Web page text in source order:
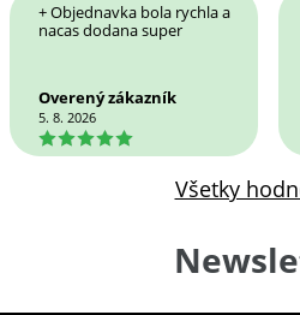
+ Objednavka bola rychla a
nacas dodana super
Overený zákazník
5. 8. 2026
5
Všetky